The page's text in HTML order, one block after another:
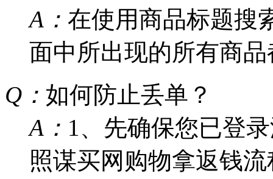
A： 在使用商品标题搜
面中所出现的所有商
Q： 如何防止丢单？
A： 1、先确保您已登
照谋买网购物拿返钱